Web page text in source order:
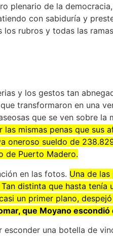
plenario de la
con sabiduría y
rubros y todas las
y los gestos tan
transformaron en una
que se ven sobre la
mismas penas que sus
oneroso sueldo de
de Puerto Madero.
en las fotos. Una de
distinta que hasta tenía
un primer plano,
que Moyano
una botella de